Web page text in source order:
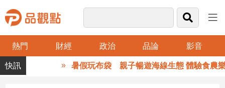
熱門 財經 政治 品論 影音
品
觀
暑假玩布袋 親子暢遊海線生態 體驗食農樂趣